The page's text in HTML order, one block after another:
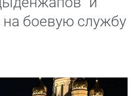
на боевую службу